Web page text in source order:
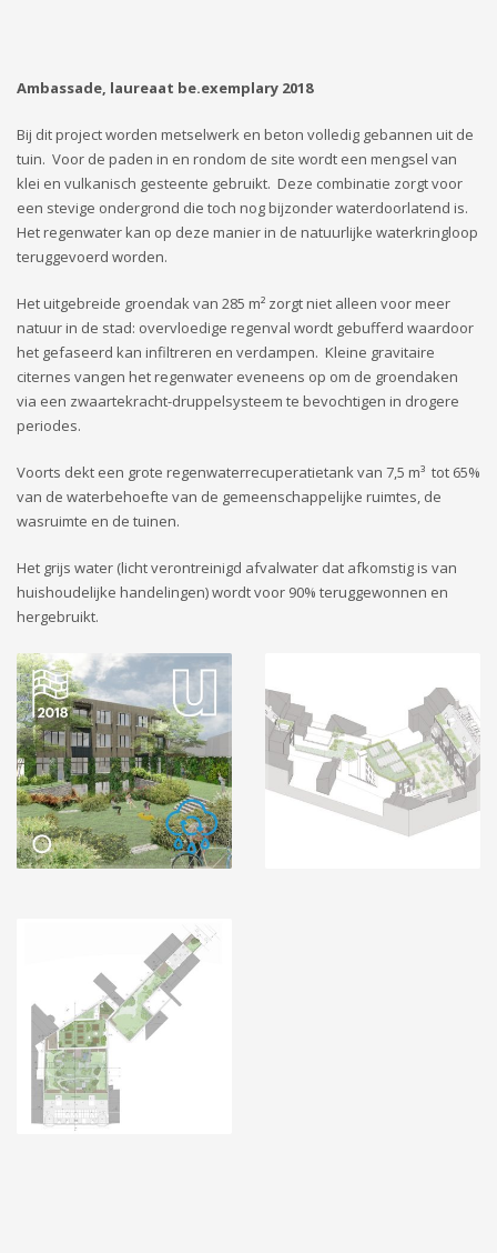
Ambassade, laureaat be.exemplary 2018
Bij dit project worden metselwerk en beton volledig gebannen uit de
tuin. Voor de paden in en rondom de site wordt een mengsel van
klei en vulkanisch gesteente gebruikt. Deze combinatie zorgt voor
een stevige ondergrond die toch nog bijzonder waterdoorlatend is.
Het regenwater kan op deze manier in de natuurlijke waterkringloop
teruggevoerd worden.
Het uitgebreide groendak van 285 m² zorgt niet alleen voor meer
natuur in de stad: overvloedige regenval wordt gebufferd waardoor
het gefaseerd kan infiltreren en verdampen. Kleine gravitaire
citernes vangen het regenwater eveneens op om de groendaken
via een zwaartekracht-druppelsysteem te bevochtigen in drogere
periodes.
Voorts dekt een grote regenwaterrecuperatietank van 7,5 m³ tot 65%
van de waterbehoefte van de gemeenschappelijke ruimtes, de
wasruimte en de tuinen.
Het grijs water (licht verontreinigd afvalwater dat afkomstig is van
huishoudelijke handelingen) wordt voor 90% teruggewonnen en
hergebruikt.